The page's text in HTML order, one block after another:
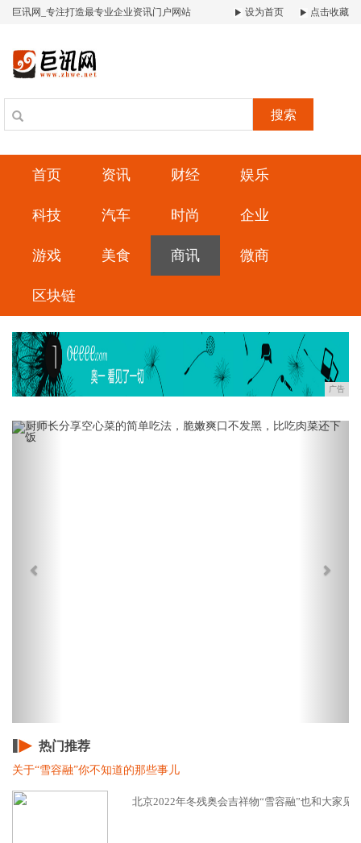
巨讯网_专注打造最专业企业资讯门户网站 设为首页 点击收藏
搜索
首页 资讯 财经 娱乐
科技 汽车 时尚 企业
游戏 美食 商讯 微商
区块链
广告
Previous Next
热门推荐
关于“雪容融”你不知道的那些事儿
北京2022年冬残奥会吉祥物“雪容融”也和大家见